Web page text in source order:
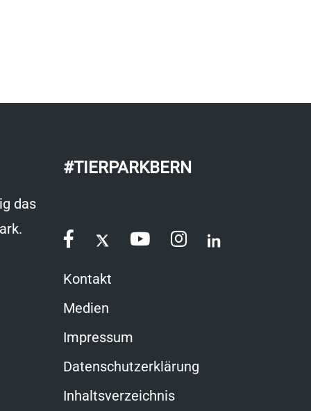
das
#TIERPARKBERN
Kontakt
Medien
Impressum
Datenschutzerklärung
Inhaltsverzeichnis